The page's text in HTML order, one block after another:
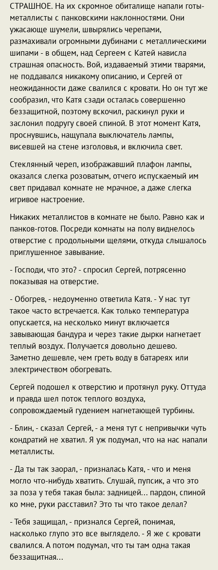
СТРАШНОЕ. На их скромное обиталище напали готы-
металлисты с панковскими наклонностями. Они
ужасающе шумели, швырялись черепами,
размахивали огромными дубинами с металлическими
шипами - в общем, над Сергеем с Катей нависла
страшная опасность. Вой, издаваемый этими тварями,
не поддавался никакому описанию, и Сергей от
неожиданности даже свалился с кровати. Но он тут же
сообразил, что Катя сзади осталась совершенно
беззащитной, поэтому вскочил, раскинул руки и
заслонил подругу своей спиной. В этот момент Катя,
проснувшись, нащупала выключатель лампы,
висевшей на стене изголовья, и включила свет.
Стеклянный череп, изображавший плафон лампы,
оказался слегка розоватым, отчего испускаемый им
свет придавал комнате не мрачное, а даже слегка
игривое настроение.
Никаких металлистов в комнате не было. Равно как и
панков-готов. Посреди комнаты на полу виднелось
отверстие с продольными щелями, откуда слышалось
приглушенное завывание.
- Господи, что это? - спросил Сергей, потрясенно
показывая на отверстие.
- Обогрев, - недоуменно ответила Катя. - У нас тут
такое часто встречается. Как только температура
опускается, на несколько минут включается
завывающая бандура и через такие дырки нагнетает
теплый воздух. Получается довольно дешево.
Заметно дешевле, чем греть воду в батареях или
электричеством обогревать.
Сергей подошел к отверстию и протянул руку. Оттуда
и правда шел поток теплого воздуха,
сопровождаемый гудением нагнетающей турбины.
- Блин, - сказал Сергей, - а меня тут с непривычки чуть
кондратий не хватил. Я уж подумал, что на нас напали
металлисты.
- Да ты так заорал, - призналась Катя, - что и меня
могло что-нибудь хватить. Слушай, пупсик, а что это
за поза у тебя такая была: задницей... пардон, спиной
ко мне, руки расставил? Это ты что такое делал?
- Тебя защищал, - признался Сергей, понимая,
насколько глупо это все выглядело. - Я же с кровати
свалился. А потом подумал, что ты там одна такая
беззащитная...